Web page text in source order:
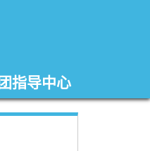
指导中心